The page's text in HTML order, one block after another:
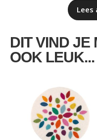
Lees
DIT VIND JE
OOK LEUK...